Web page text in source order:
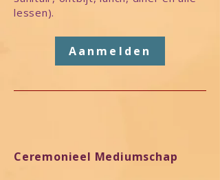
lessen).
Aanmelden
Ceremonieel Mediumschap